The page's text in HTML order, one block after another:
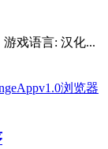
戏语言: 汉化...